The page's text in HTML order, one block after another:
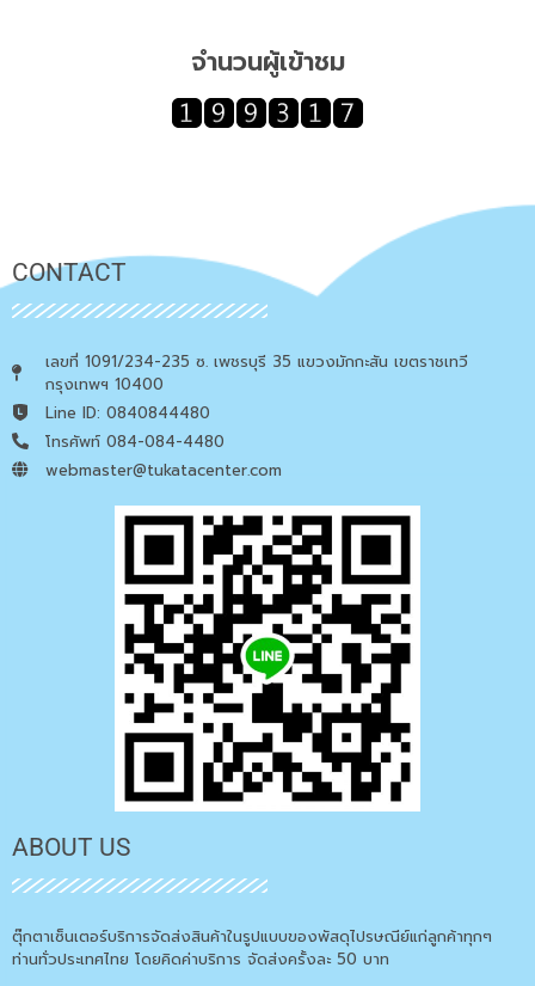
จำนวนผู้เข้าชม
CONTACT
เลขที่ 1091/234-235 ซ. เพชรบุรี 35 แขวงมักกะสัน เขตราชเทวี
กรุงเทพฯ 10400
Line ID: 0840844480
โทรศัพท์ 084-084-4480
webmaster@tukatacenter.com
ABOUT US
ตุ๊กตาเซ็นเตอร์บริการจัดส่งสินค้าในรูปแบบของพัสดุไปรษณีย์แก่ลูกค้าทุกๆ
ท่านทั่วประเทศไทย โดยคิดค่าบริการ จัดส่งครั้งละ 50 บาท